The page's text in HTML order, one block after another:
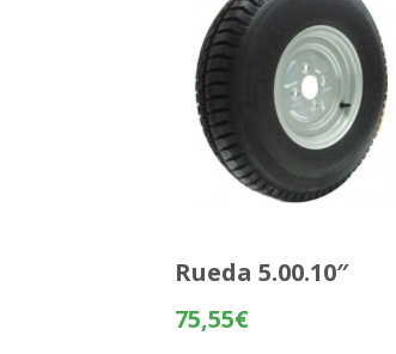
Rueda 5.00.10″
75,55€